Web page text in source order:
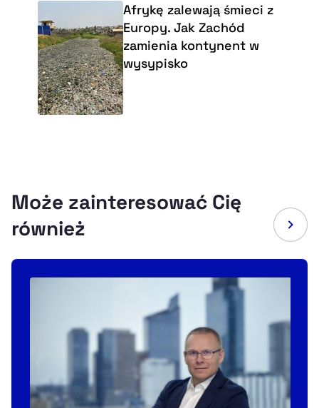
Afrykę zalewają śmieci z
Europy. Jak Zachód
zamienia kontynent w
wysypisko
Może zainteresować Cię
również